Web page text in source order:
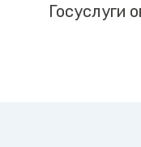
Госуслуги